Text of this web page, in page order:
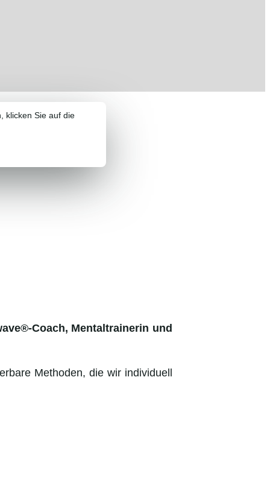
klicken Sie auf die
Coach, Mentaltrainerin und
Methoden, die wir individuell